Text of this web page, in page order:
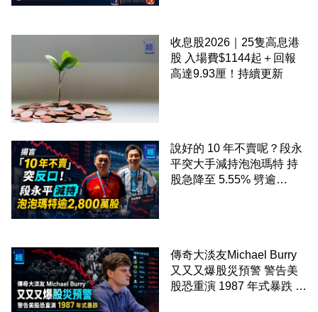
收息股2026｜25隻高息港
股 入場費$1144起＋回報
高達9.93厘！持續更新
說好的 10 年不賣呢？段永
平突大手減持泡泡瑪特 持
股急降至 5.55% 劈逾
傳奇大淡友Michael Burry
又又又爆股災預警 警告美
股恐重演 1987 年式暴跌 企